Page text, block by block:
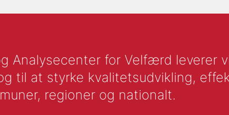
Analysecenter for Velfærd leverer
til at styrke kvalitetsudvikling,
regioner og nationalt.